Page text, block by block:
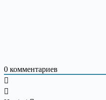
0 комментариев